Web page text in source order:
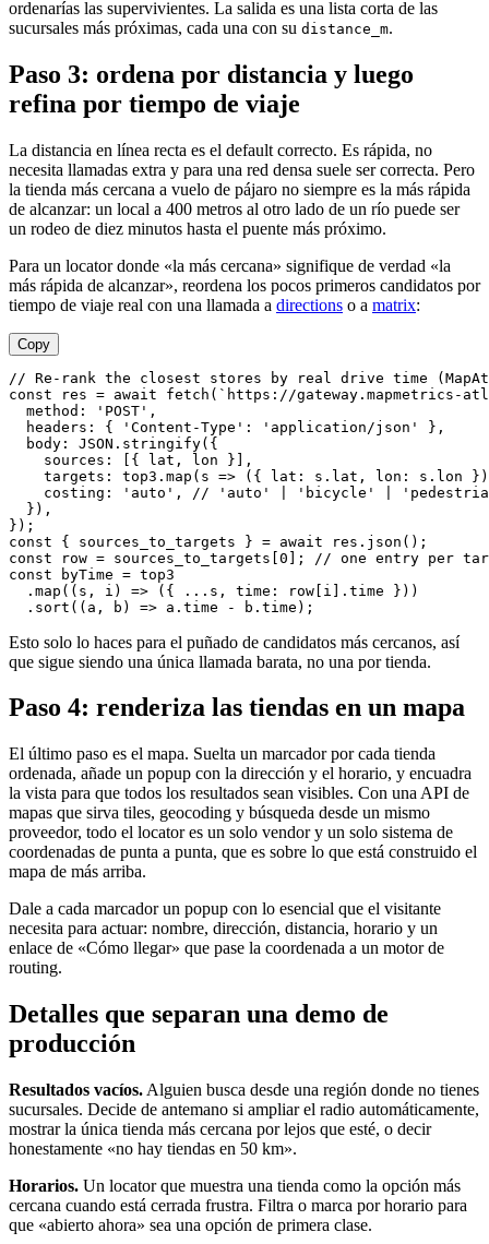
ordenarías las supervivientes. La salida es una lista corta de las
sucursales más próximas, cada una con su distance_m.
Paso 3: ordena por distancia y luego
refina por tiempo de viaje
La distancia en línea recta es el default correcto. Es rápida, no
necesita llamadas extra y para una red densa suele ser correcta. Pero
la tienda más cercana a vuelo de pájaro no siempre es la más rápida
de alcanzar: un local a 400 metros al otro lado de un río puede ser
un rodeo de diez minutos hasta el puente más próximo.
Para un locator donde «la más cercana» signifique de verdad «la
más rápida de alcanzar», reordena los pocos primeros candidatos por
tiempo de viaje real con una llamada a directions o a matrix:
Copy
// Re-rank the closest stores by real drive time
const res = await fetch ( `https://gateway.mapmetrics-
method : 'POST' ,
headers : { 'Content-Type' : 'application/json'
},
body : JSON . stringify({
sources : [{ lat, lon }],
targets : top3. map ( s => ({ lat : s. lat , lon : s. lon
costing : 'auto' ,
// 'auto' | 'bicycle' |
  }),
const { sources_to_targets } = await res. json
const row = sources_to_targets[0 ];
// one entry per
const byTime = top3
  .
map ( ( s, i ) => ({ ...s, time : row[i]. time }))
  .
sort ( ( a, b ) => a. time - b. time
Esto solo lo haces para el puñado de candidatos más cercanos, así
que sigue siendo una única llamada barata, no una por tienda.
Paso 4: renderiza las tiendas en un mapa
El último paso es el mapa. Suelta un marcador por cada tienda
ordenada, añade un popup con la dirección y el horario, y encuadra
la vista para que todos los resultados sean visibles. Con una API de
mapas que sirva tiles, geocoding y búsqueda desde un mismo
proveedor, todo el locator es un solo vendor y un solo sistema de
coordenadas de punta a punta, que es sobre lo que está construido el
mapa de más arriba.
Dale a cada marcador un popup con lo esencial que el visitante
necesita para actuar: nombre, dirección, distancia, horario y un
enlace de «Cómo llegar» que pase la coordenada a un motor de
routing.
Detalles que separan una demo de
producción
Resultados vacíos. Alguien busca desde una región donde no tienes
sucursales. Decide de antemano si ampliar el radio automáticamente,
mostrar la única tienda más cercana por lejos que esté, o decir
honestamente «no hay tiendas en 50 km».
Horarios. Un locator que muestra una tienda como la opción más
cercana cuando está cerrada frustra. Filtra o marca por horario para
que «abierto ahora» sea una opción de primera clase.